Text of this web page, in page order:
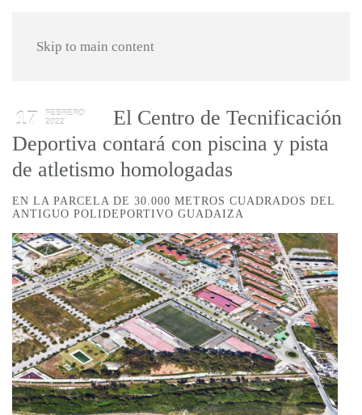
Skip to main content
17
FEBRERO
2022
El Centro de Tecnificación
Deportiva contará con piscina y pista
de atletismo homologadas
EN LA PARCELA DE 30.000 METROS CUADRADOS DEL
ANTIGUO POLIDEPORTIVO GUADAIZA